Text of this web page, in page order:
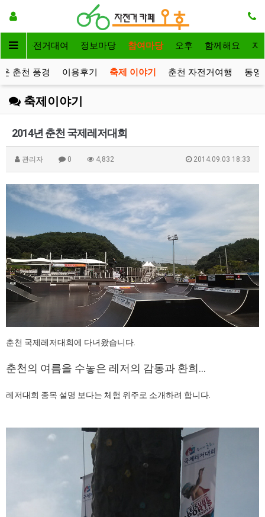
인 자전거대여 정보마당 참여마당 오후 함께해요 자
춘천 풍경 이용후기 축제 이야기 춘천 자전거여행 동영
축제이야기
2014년 춘천 국제레저대회
관리자 0 4,832 2014.09.03 18:33
춘천 국제레저대회에 다녀왔습니다.
춘천의 여름을 수놓은 레저의 감동과 환희...
레저대회 종목 설명 보다는 체험 위주로 소개하려 합니다.